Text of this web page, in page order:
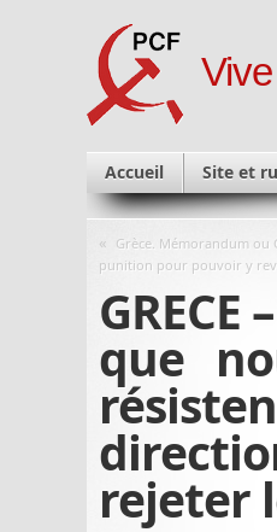
Accueil Site et
« Grèce. Mémorandum ou
punition pour pouvoir y
GRECE
que
rejeter